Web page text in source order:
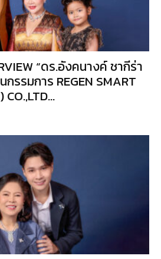
“ดร.อังคนางค์ ชากีร่า
รรมการ REGEN SMART